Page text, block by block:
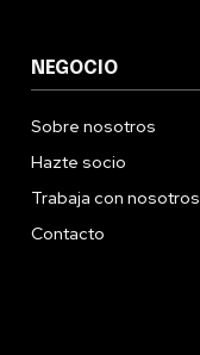
NEGOCIO
Sobre nosotros
Hazte socio
Trabaja con nosotros
Contacto